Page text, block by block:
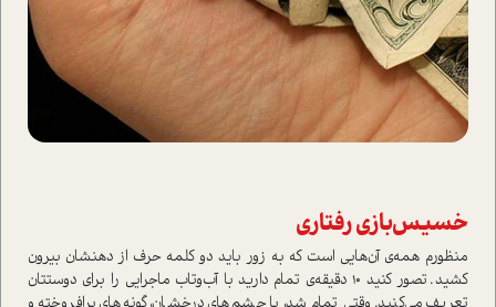
خسیس‌بازی رفتاری
منظورم همه‌ی آن‌هایی است که به زور باید دو کلمه حرف از دهنشان بیرون
کشید. تصور کنید 10 دقیقه‌ی تمام دارید با آب‌وتاب ماجرایی را برای دوستتان